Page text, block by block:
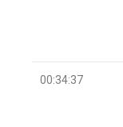
00:34:37